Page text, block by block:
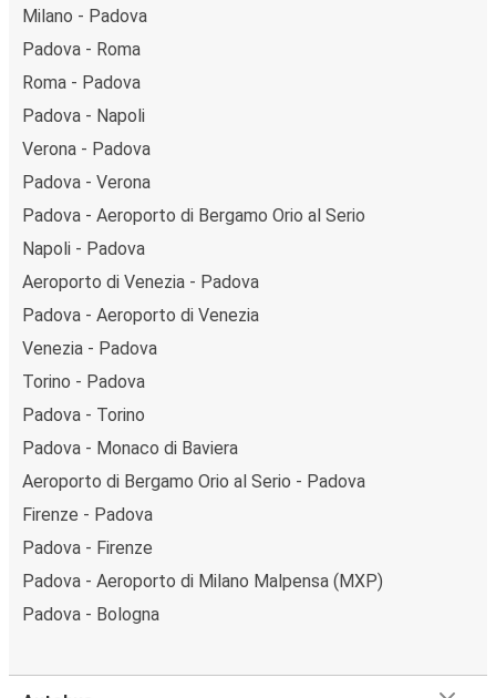
Milano - Padova
Padova - Roma
Roma - Padova
Padova - Napoli
Verona - Padova
Padova - Verona
Padova - Aeroporto di Bergamo Orio al Serio
Napoli - Padova
Aeroporto di Venezia - Padova
Padova - Aeroporto di Venezia
Venezia - Padova
Torino - Padova
Padova - Torino
Padova - Monaco di Baviera
Aeroporto di Bergamo Orio al Serio - Padova
Firenze - Padova
Padova - Firenze
Padova - Aeroporto di Milano Malpensa (MXP)
Padova - Bologna